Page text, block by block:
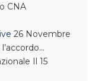
CNA
26 Novembre
Il 15